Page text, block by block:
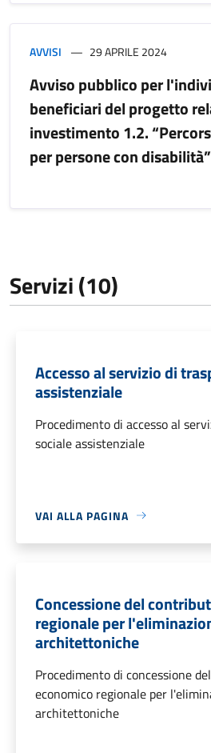
AVVISI 29 APRILE 2024
Avviso pubblico per
beneficiari del progetto
investimento 1.2.
per persone con disabilità”
Servizi (10)
Accesso al servizio di
assistenziale
Procedimento di accesso al
sociale assistenziale
VAI ALLA PAGINA
Concessione del
regionale per
architettoniche
Procedimento di concessione
economico regionale per
architettoniche